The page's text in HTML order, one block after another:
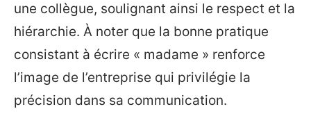
une collègue, soulignant ainsi le respect et la
hiérarchie. À noter que la bonne pratique
consistant à écrire « madame » renforce
l’image de l’entreprise qui privilégie la
précision dans sa communication.